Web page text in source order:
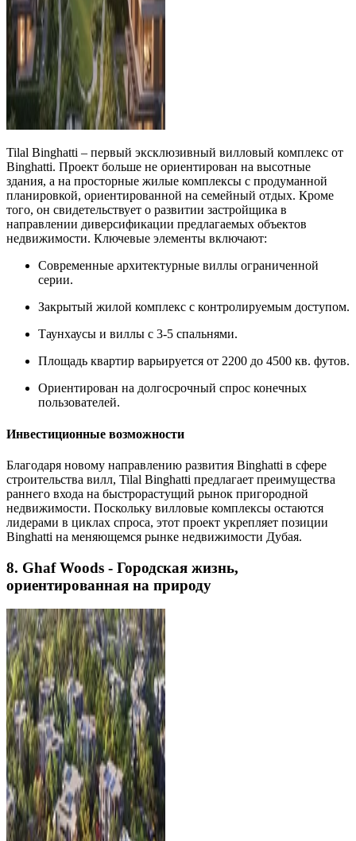
Tilal Binghatti – первый эксклюзивный вилловый комплекс от
Binghatti. Проект больше не ориентирован на высотные
здания, а на просторные жилые комплексы с продуманной
планировкой, ориентированной на семейный отдых. Кроме
того, он свидетельствует о развитии застройщика в
направлении диверсификации предлагаемых объектов
недвижимости. Ключевые элементы включают:
Современные архитектурные виллы ограниченной
серии.
Закрытый жилой комплекс с контролируемым доступом.
Таунхаусы и виллы с 3-5 спальнями.
Площадь квартир варьируется от 2200 до 4500 кв. футов.
Ориентирован на долгосрочный спрос конечных
пользователей.
Инвестиционные возможности
Благодаря новому направлению развития Binghatti в сфере
строительства вилл, Tilal Binghatti предлагает преимущества
раннего входа на быстрорастущий рынок пригородной
недвижимости. Поскольку вилловые комплексы остаются
лидерами в циклах спроса, этот проект укрепляет позиции
Binghatti на меняющемся рынке недвижимости Дубая.
8. Ghaf Woods - Городская жизнь,
ориентированная на природу